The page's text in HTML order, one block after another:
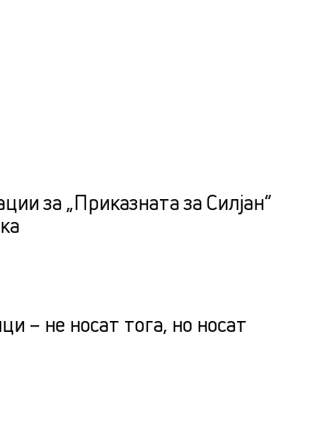
за „Приказната за Силјан“
– не носат тога, но носат